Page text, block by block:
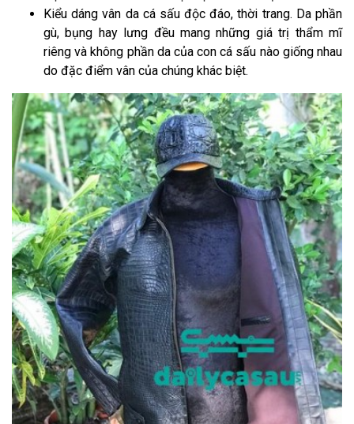
Kiểu dáng vân da cá sấu độc đáo, thời trang. Da phần
gù, bụng hay lưng đều mang những giá trị thẩm mĩ
riêng và không phần da của con cá sấu nào giống nhau
do đặc điểm vân của chúng khác biệt.